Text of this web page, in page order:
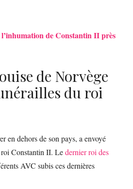
de Constantin II près
de Norvège
du roi
en dehors de son pays, a envoyé
Constantin II. Ledernier roi des
AVC subis ces dernières